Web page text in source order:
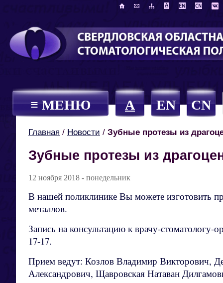
≡ МЕНЮ A EN CN
Главная / Новости / Зубные протезы из
Зубные протезы из
12 ноября 2018 - понедельник
В нашей поликлинике Вы можете изготовить
металлов.
Запись на консультацию к врачу-стоматологу-
17-17.
Прием ведут: Козлов Владимир Викторович,
Александрович, Щавровская Натаван